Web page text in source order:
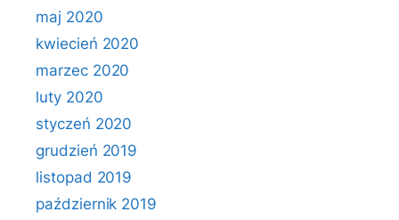
maj 2020
kwiecień 2020
marzec 2020
luty 2020
styczeń 2020
grudzień 2019
listopad 2019
październik 2019